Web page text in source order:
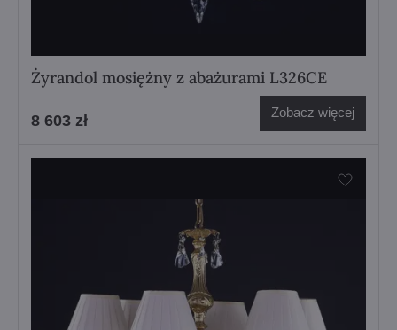
Żyrandol mosiężny z abażurami L326CE
8 603 zł Zobacz więcej